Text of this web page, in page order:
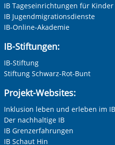
IB Tageseinrichtungen für Kinder
IB Jugendmigrationsdienste
IB-Online-Akademie
IB-Stiftungen:
IB-Stiftung
Stiftung Schwarz-Rot-Bunt
Projekt-Websites:
Inklusion leben und erleben im IB
Der nachhaltige IB
IB Grenzerfahrungen
IB Schaut Hin